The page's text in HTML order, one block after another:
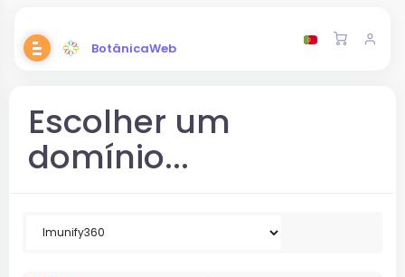
BotânicaWeb
Escolher um
domínio...